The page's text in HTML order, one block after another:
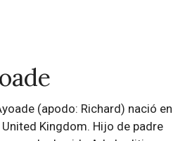
(apodo: Richard) nació en
Kingdom. Hijo de padre